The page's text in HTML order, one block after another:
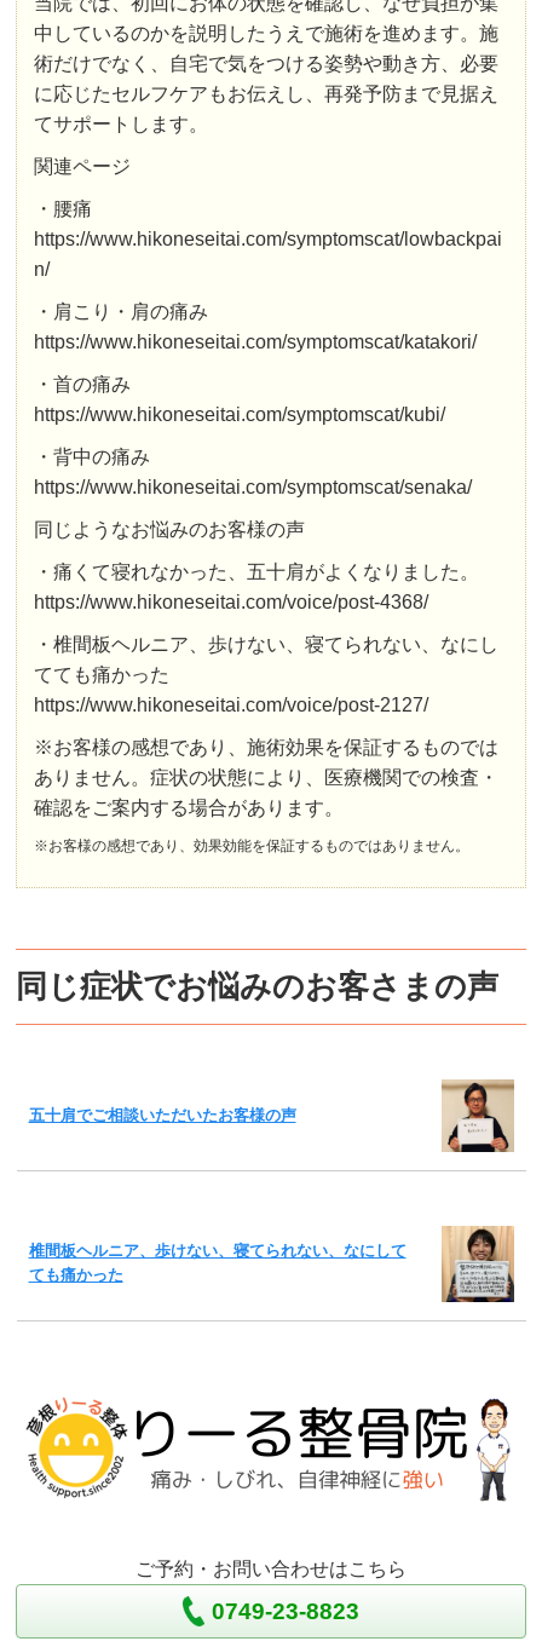
中しているのかを説明したうえで施術を進めます。施
術だけでなく、自宅で気をつける姿勢や動き方、必要
に応じたセルフケアもお伝えし、再発予防まで見据え
てサポートします。
関連ページ
・腰痛
https://www.hikoneseitai.com/symptomscat/lowbackpai
n/
・肩こり・肩の痛み
https://www.hikoneseitai.com/symptomscat/katakori/
・首の痛み
https://www.hikoneseitai.com/symptomscat/kubi/
・背中の痛み
https://www.hikoneseitai.com/symptomscat/senaka/
同じようなお悩みのお客様の声
・痛くて寝れなかった、五十肩がよくなりました。
https://www.hikoneseitai.com/voice/post-4368/
・椎間板ヘルニア、歩けない、寝てられない、なにし
てても痛かった
https://www.hikoneseitai.com/voice/post-2127/
※お客様の感想であり、施術効果を保証するものでは
ありません。症状の状態により、医療機関での検査・
確認をご案内する場合があります。
※お客様の感想であり、効果効能を保証するものではありません。
同じ症状でお悩みのお客さまの声
五十肩でご相談いただいたお客様の声
椎間板ヘルニア、歩けない、寝てられない、なにして
ても痛かった
ご予約・お問い合わせはこちら
0749-23-8823